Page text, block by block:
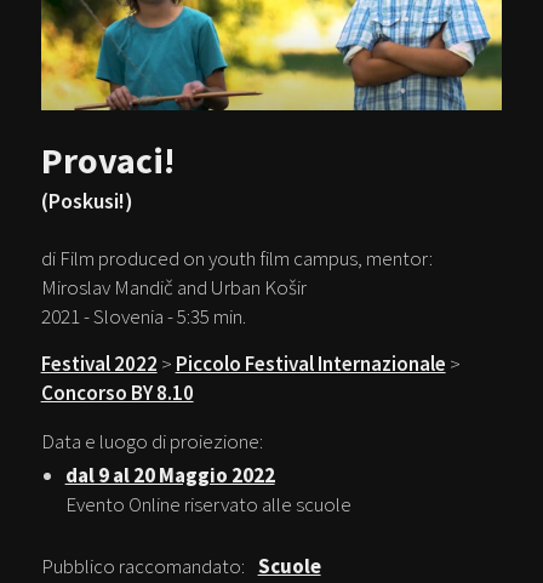
Provaci!
(Poskusi!)
di Film produced on youth film campus, mentor:
Miroslav Mandič and Urban Košir
2021 - Slovenia - 5:35 min.
Festival 2022 > Piccolo Festival Internazionale >
Concorso BY 8.10
Data e luogo di proiezione:
dal 9 al 20 Maggio 2022
Evento Online riservato alle scuole
Pubblico raccomandato: Scuole